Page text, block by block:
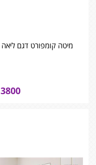
מיטה קומפורט דגם ליאה
3800